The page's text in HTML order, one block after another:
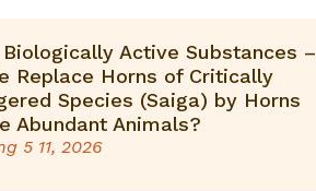
5 11, 2026
Biologically Active Substances –
Replace Horns of Critically
Species (Saiga) by Horns
Abundant Animals?